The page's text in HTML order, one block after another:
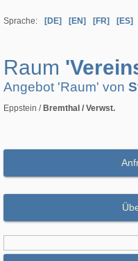
Sprache: [DE] [EN] [FR] [ES]
Raum
Angebot 'Raum' von
Eppstein / Bremthal / Verwst.